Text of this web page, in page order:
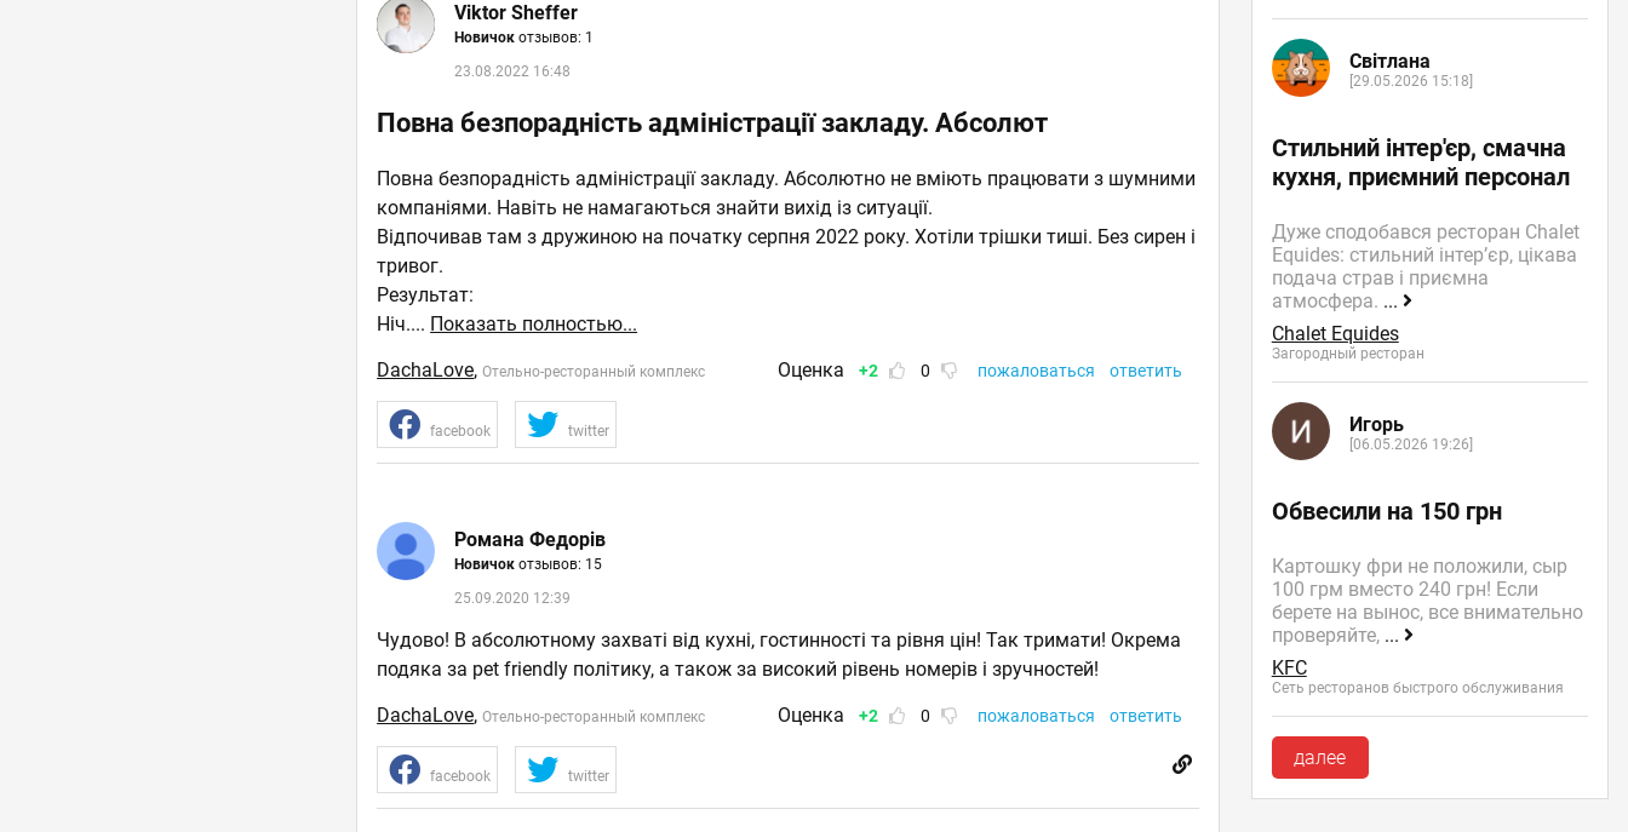
Viktor Sheffer
Новичокотзывов: 1
23.08.2022 16:48
Повна безпорадність адміністрації закладу. Абсолют
Повна безпорадність адміністрації закладу. Абсолютно не вміють працювати з шумними
компаніями. Навіть не намагаються знайти вихід із ситуації.
Відпочивав там з дружиною на початку серпня 2022 року. Хотіли трішки тиші. Без сирен і
тривог.
Результат:
Ніч.... Показать полностью...
DachaLove,Отельно-ресторанный комплекс Оценка +2 0 пожаловаться ответить
facebook twitter
Романа Федорів
Новичокотзывов: 15
25.09.2020 12:39
Чудово! В абсолютному захваті від кухні, гостинності та рівня цін! Так тримати! Окрема
подяка за pet friendly політику, а також за високий рівень номерів і зручностей!
DachaLove,Отельно-ресторанный комплекс Оценка +2 0 пожаловаться ответить
facebook twitter
Світлана
[29.05.2026 15:18]
Стильний інтер'єр, смачна
кухня, приємний персонал
Дуже сподобався ресторан Chalet
Equides: стильний інтер’єр, цікава
подача страв і приємна
атмосфера. ...
Chalet Equides
Загородный ресторан
Игорь
[06.05.2026 19:26]
Обвесили на 150 грн
Картошку фри не положили, сыр
100 грм вместо 240 грн! Если
берете на вынос, все внимательно
проверяйте, ...
KFC
Сеть ресторанов быстрого обслуживания
далее